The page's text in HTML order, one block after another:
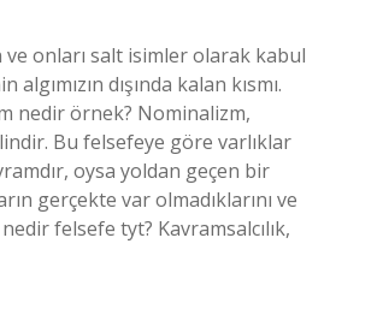
onları salt isimler olarak kabul
dışında kalan kısmı.
nedir örnek? Nominalizm,
Bu felsefeye göre varlıklar
oysa yoldan geçen bir
gerçekte var olmadıklarını ve
felsefe tyt? Kavramsalcılık,